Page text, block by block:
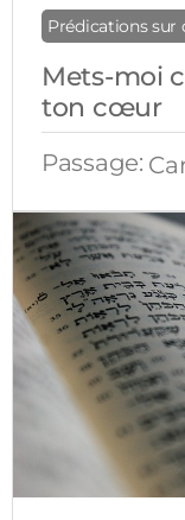
Prédications sur
Mets-moi
ton cœur
Passage: